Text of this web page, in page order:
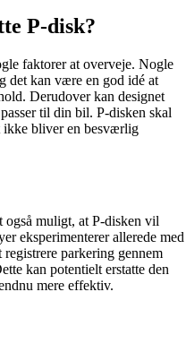
P-disk?
faktorer at overveje. Nogle
det kan være en god idé at
Derudover kan designet
til din bil. P-disken skal
ikke bliver en besværlig
muligt, at P-disken vil
eksperimenterer allerede med
parkering gennem
kan potentielt erstatte den
mere effektiv.